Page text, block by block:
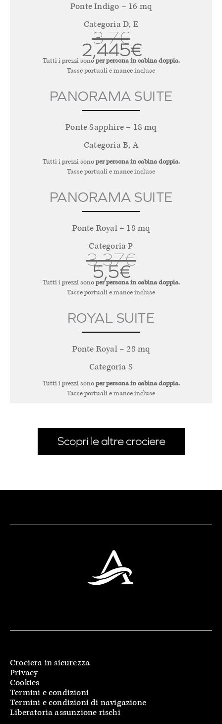
Ponte Indigo – 16 mq
Categoria D, E
3,7€
2,445€
Tutti i prezzi sonoper persona in cabina doppia.
Tasse portuali e mance incluse
PANORAMA SUITE
Ponte Sapphire – 18 mq
Categoria B, A
Tutti i prezzi sonoper persona in cabina doppia.
Tasse portuali e mance incluse
PANORAMA SUITE
Ponte Royal – 18 mq
Categoria P
3,37€
5,5€
Tutti i prezzi sonoper persona in cabina doppia.
Tasse portuali e mance incluse
ROYAL SUITE
Ponte Royal – 28 mq
Categoria S
Tutti i prezzi sonoper persona in cabina doppia.
Tasse portuali e mance incluse
Scopri le altre crociere
Crociera in sicurezza
Privacy
Cookies
Termini e condizioni
Termini e condizioni di navigazione
Liberatoria assunzione rischi